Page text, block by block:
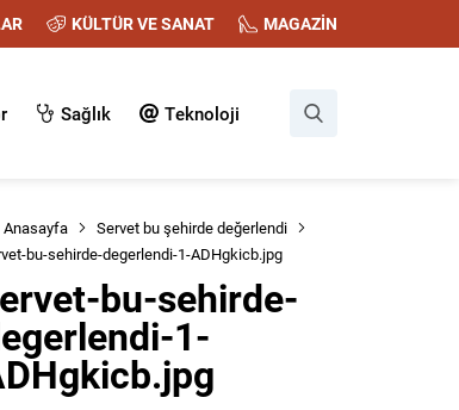
KÜLTÜR VE SANAT MAGAZİN
Sağlık Teknoloji
Anasayfa
Servet bu şehirde değerlendi
bu-sehirde-degerlendi-1-ADHgkicb.jpg
bu-sehirde-
1-